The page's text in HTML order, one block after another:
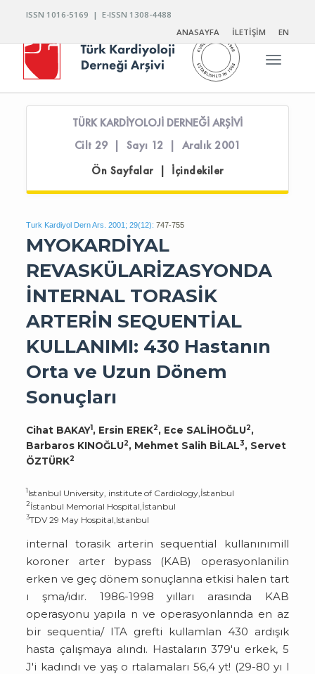
ISSN 1016-5169 | E-ISSN 1308-4488
ANASAYFA
İLETİŞİM EN
Toggle
TÜRK KARDİYOLOJİ DERNEĞİ ARŞİVİ
Cilt 29 | Sayı 12 | Aralık 2001
Ön Sayfalar | İçindekiler
Turk Kardiyol Dern Ars. 2001; 29(12): 747-755
MYOKARDİYAL
REVASKÜLARİZASYONDA
İNTERNAL TORASİK
ARTERİN SEQUENTİAL
KULLANIMI: 430 Hastanın
Orta ve Uzun Dönem
Sonuçları
Cihat BAKAY1, Ersin EREK2, Ece SALİHOĞLU2,
Barbaros KINOĞLU2, Mehmet Salih BİLAL3, Servet
ÖZTÜRK2
1Istanbul University, institute of Cardiology,İstanbul
2İstanbul Memorial Hospital,İstanbul
3TDV 29 May Hospital,lstanbul
internal torasik arterin sequential kullanınımill
koroner arter bypass (KAB) operasyonlanilin
erken ve geç dönem sonuçlanna etkisi halen tart
ı şma/ıdır. 1986-1998 yılları arasında KAB
operasyonu yapıla n ve operasyonlannda en az
bir sequentia/ ITA grefti kullamlan 430 ardışık
hasta çalışmaya alındı. Hastaların 379'u erkek, 5
J'i kadındı ve yaş o rtalamaları 56,4 yt! (29-80 yı l